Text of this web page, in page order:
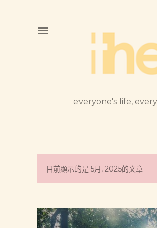
everyone's life,
發
文
目前顯示的是 5月, 2025的文章